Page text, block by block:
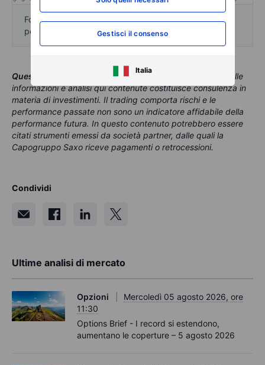
Gestisci il consenso
Italia
Fonte: Bloomberg, Saxo Bank. I dati sono indicati in
percentuale annualizzata.
Questo contenuto è materiale di marketing
Nessuna delle
informazioni e analisi qui contenute costituisce consulenza in
materia di investimenti. Il trading comporta rischi e le
performance passate non sono un indicatore affidabile della
performance futura. In questo contenuto potrebbero essere
citati strumenti emessi da società partner, dalle quali la
Capogruppo Saxo riceve pagamenti o retrocessioni.
Condividi
Ultime analisi di mercato
Opzioni
Mercoledì 05 agosto 2026, ore
11:30
Options Brief - I record si estendono,
aumentano le coperture – 5 agosto 2026